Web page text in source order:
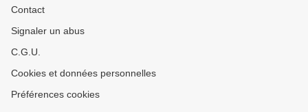
Contact
Signaler un abus
C.G.U.
Cookies et données personnelles
Préférences cookies